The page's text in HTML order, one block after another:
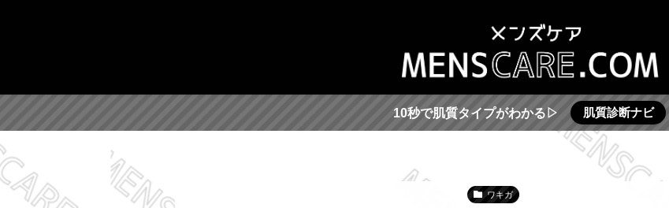
10秒で肌質タイプがわかる▷ 肌質診断ナビ
ワキガ